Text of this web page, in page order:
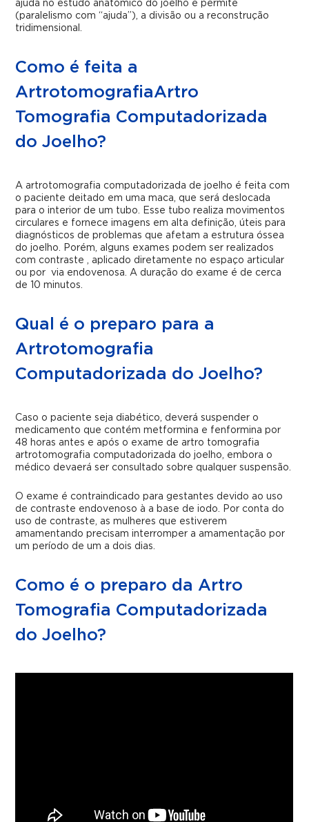
ajuda no estudo anatômico do joelho e permite
(paralelismo com “ajuda”), a divisão ou a reconstrução
tridimensional.
Como é feita a
ArtrotomografiaArtro
Tomografia Computadorizada
do Joelho?
A artrotomografia computadorizada de joelho é feita com
o paciente deitado em uma maca, que será deslocada
para o interior de um tubo. Esse tubo realiza movimentos
circulares e fornece imagens em alta definição, úteis para
diagnósticos de problemas que afetam a estrutura óssea
do joelho. Porém, alguns exames podem ser realizados
com contraste , aplicado diretamente no espaço articular
ou por via endovenosa. A duração do exame é de cerca
de 10 minutos.
Qual é o preparo para a
Artrotomografia
Computadorizada do Joelho?
Caso o paciente seja diabético, deverá suspender o
medicamento que contém metformina e fenformina por
48 horas antes e após o exame de artro tomografia
artrotomografia computadorizada do joelho, embora o
médico devaerá ser consultado sobre qualquer suspensão.
O exame é contraindicado para gestantes devido ao uso
de contraste endovenoso à a base de iodo. Por conta do
uso de contraste, as mulheres que estiverem
amamentando precisam interromper a amamentação por
um período de um a dois dias.
Como é o preparo da Artro
Tomografia Computadorizada
do Joelho?